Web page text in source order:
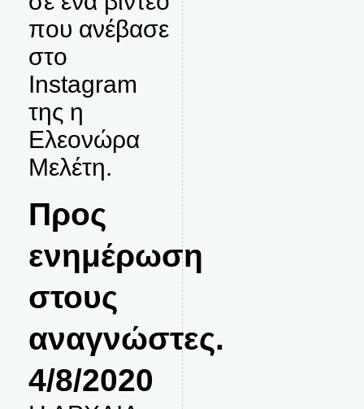
που ανέβασε
στο
Instagram
της η
Ελεονώρα
Μελέτη.
Προς
ενημέρωση
στους
αναγνώστες.
4/8/2020